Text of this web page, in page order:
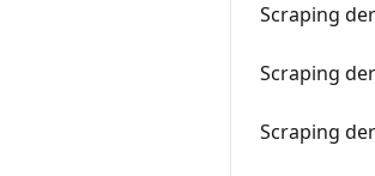
Scraping
Scraping
Scraping